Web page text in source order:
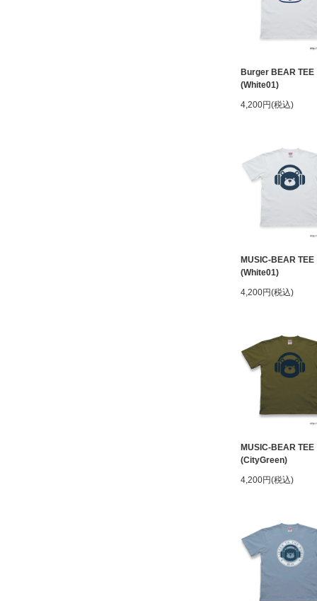
Burger BEAR TEE
(White01)
4,200円(税込)
MUSIC-BEAR TEE
(White01)
4,200円(税込)
MUSIC-BEAR TEE
(CityGreen)
4,200円(税込)